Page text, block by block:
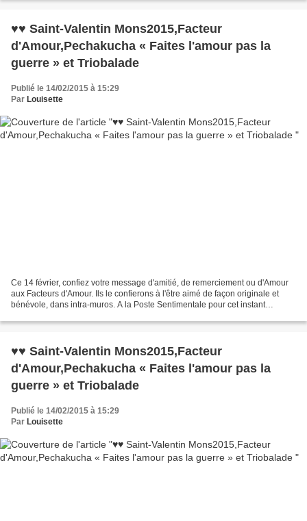
♥♥ Saint-Valentin Mons2015,Facteur
d'Amour,Pechakucha « Faites l'amour pas la
guerre » et Triobalade
Publié le 14/02/2015 à 15:29
Par Louisette
Ce 14 février, confiez votre message d'amitié, de remerciement ou d'Amour
aux Facteurs d'Amour. Ils le confierons à l'être aimé de façon originale et
bénévole, dans intra-muros. A la Poste Sentimentale pour cet instant
♥♥ Saint-Valentin Mons2015,Facteur
d'Amour,Pechakucha « Faites l'amour pas la
guerre » et Triobalade
Publié le 14/02/2015 à 15:29
Par Louisette